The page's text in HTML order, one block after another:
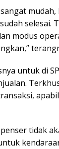
selesai.
modus
untuk di
tidak